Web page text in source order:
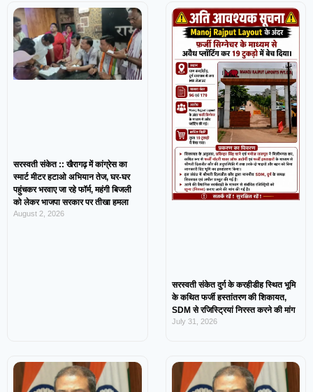
सरस्वती संकेत :: खैरागढ़ में कांग्रेस का
स्मार्ट मीटर हटाओ अभियान तेज, घर-घर
पहुंचकर भरवाए जा रहे फॉर्म, महंगी बिजली
को लेकर भाजपा सरकार पर तीखा हमला
August 2, 2026
सरस्वती संकेत दुर्ग के करहीडीह स्थित भूमि
के कथित फर्जी हस्तांतरण की शिकायत,
SDM से रजिस्ट्रियां निरस्त करने की मांग
July 31, 2026